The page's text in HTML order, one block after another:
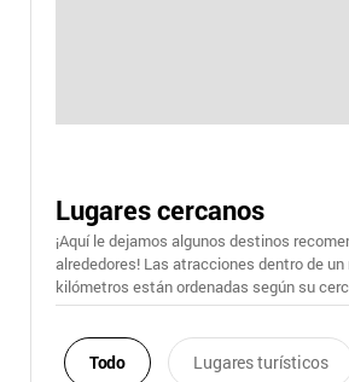
Lugares cercanos
¡Aquí le dejamos algunos destinos
alrededores! Las atracciones dentro de un
kilómetros están ordenadas según su
Todo Lugares turísticos